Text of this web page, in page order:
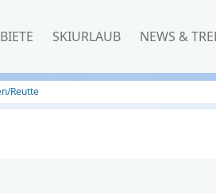
SKIURLAUB NEWS &
Reutte